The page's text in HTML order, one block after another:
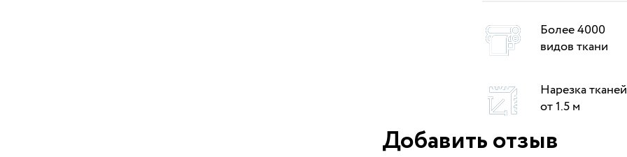
Более 4000
видов ткани
Нарезка тканей
от 1.5 м
Добавить отзыв